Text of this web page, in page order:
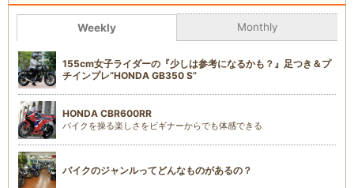
Weekly Monthly
155cm女子ライダーの『少しは参考になるかも？』足つき＆プ
チインプレ“HONDA GB350 S”
HONDA CBR600RR
バイクを操る楽しさをビギナーからでも体感できる
バイクのジャンルってどんなものがあるの？